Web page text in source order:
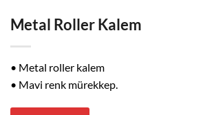
Metal Roller Kalem
• Metal roller kalem
• Mavi renk mürekkep.